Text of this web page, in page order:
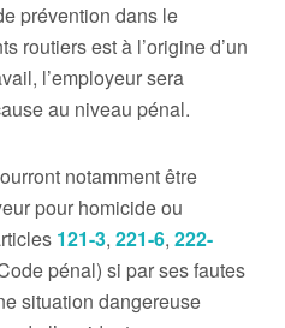
prévention dans le
routiers est à l’origine d’un
l’employeur sera
au niveau pénal.
notamment être
pour homicide ou
121-3, 221-6, 222-
pénal) si par ses fautes
situation dangereuse